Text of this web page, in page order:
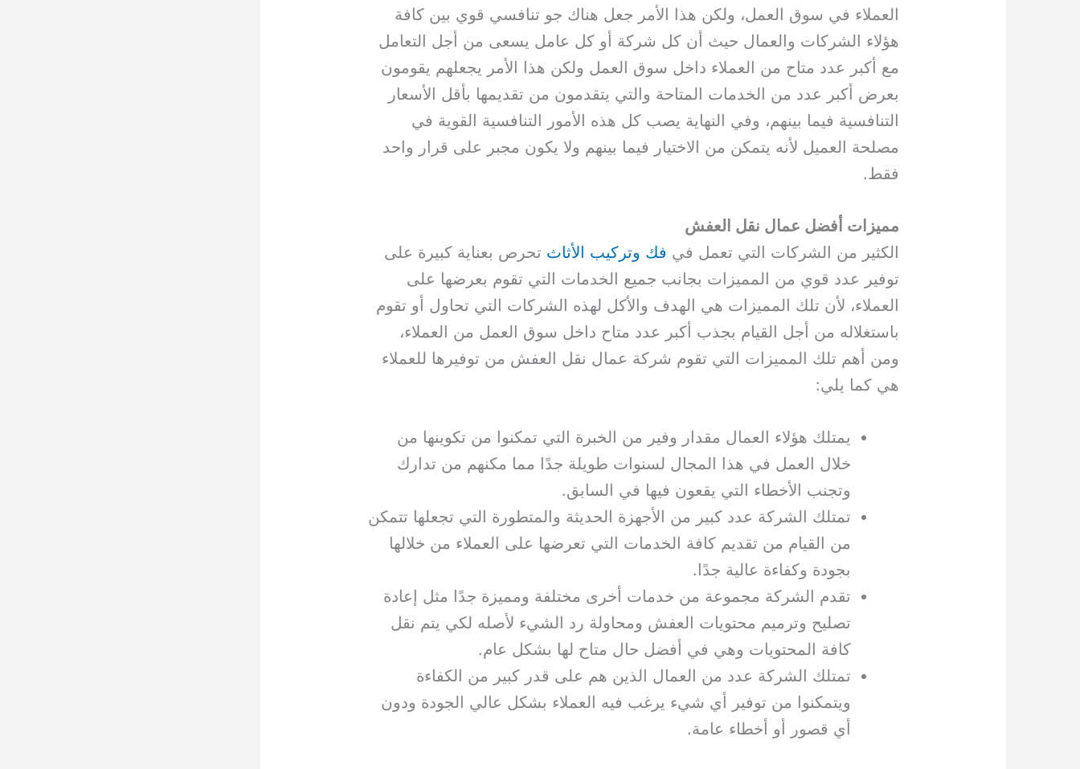
العملاء في سوق العمل، ولكن هذا الأمر جعل هناك جو تنافسي قوي بين كافة
هؤلاء الشركات والعمال حيث أن كل شركة أو كل عامل يسعى من أجل التعامل
مع أكبر عدد متاح من العملاء داخل سوق العمل ولكن هذا الأمر يجعلهم يقومون
بعرض أكبر عدد من الخدمات المتاحة والتي يتقدمون من تقديمها بأقل الأسعار
التنافسية فيما بينهم، وفي النهاية يصب كل هذه الأمور التنافسية القوية في
مصلحة العميل لأنه يتمكن من الاختيار فيما بينهم ولا يكون مجبر على قرار واحد
فقط.
مميزات أفضل عمال نقل العفش
الكثير من الشركات التي تعمل في فك وتركيب الأثاث تحرص بعناية كبيرة على
توفير عدد قوي من المميزات بجانب جميع الخدمات التي تقوم بعرضها على
العملاء، لأن تلك المميزات هي الهدف والأكل لهذه الشركات التي تحاول أو تقوم
باستغلاله من أجل القيام بجذب أكبر عدد متاح داخل سوق العمل من العملاء،
ومن أهم تلك المميزات التي تقوم شركة عمال نقل العفش من توفيرها للعملاء
هي كما يلي:
يمتلك هؤلاء العمال مقدار وفير من الخبرة التي تمكنوا من تكوينها من
خلال العمل في هذا المجال لسنوات طويلة جدًا مما مكنهم من تدارك
وتجنب الأخطاء التي يقعون فيها في السابق.
تمتلك الشركة عدد كبير من الأجهزة الحديثة والمتطورة التي تجعلها تتمكن
من القيام من تقديم كافة الخدمات التي تعرضها على العملاء من خلالها
بجودة وكفاءة عالية جدًا.
تقدم الشركة مجموعة من خدمات أخرى مختلفة ومميزة جدًا مثل إعادة
تصليح وترميم محتويات العفش ومحاولة رد الشيء لأصله لكي يتم نقل
كافة المحتويات وهي في أفضل حال متاح لها بشكل عام.
تمتلك الشركة عدد من العمال الذين هم على قدر كبير من الكفاءة
ويتمكنوا من توفير أي شيء يرغب فيه العملاء بشكل عالي الجودة ودون
أي قصور أو أخطاء عامة.